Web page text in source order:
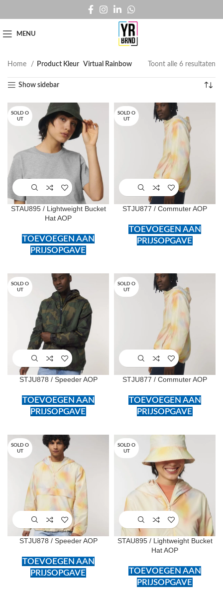
MENU
Home Product Kleur Virtual Rainbow Toont alle 6 resultaten
Show sidebar
SOLD O
UT
STAU895 / Lightweight Bucket
Hat AOP
TOEVOEGEN AAN
PRIJSOPGAVE
SOLD O
UT
STJU877 / Commuter AOP
TOEVOEGEN AAN
PRIJSOPGAVE
SOLD O
UT
STJU878 / Speeder AOP
TOEVOEGEN AAN
PRIJSOPGAVE
SOLD O
UT
STJU877 / Commuter AOP
TOEVOEGEN AAN
PRIJSOPGAVE
SOLD O
UT
STJU878 / Speeder AOP
TOEVOEGEN AAN
PRIJSOPGAVE
SOLD O
UT
STAU895 / Lightweight Bucket
Hat AOP
TOEVOEGEN AAN
PRIJSOPGAVE